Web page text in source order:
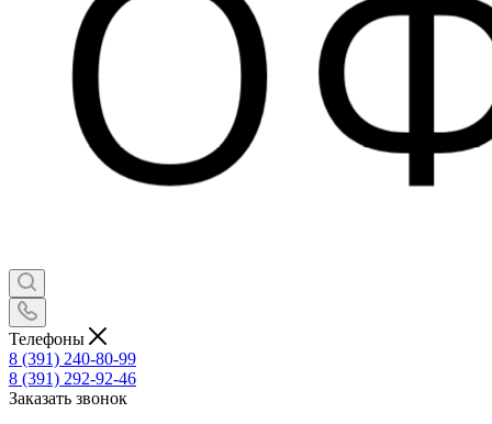
Телефоны
8 (391) 240-80-99
8 (391) 292-92-46
Заказать звонок